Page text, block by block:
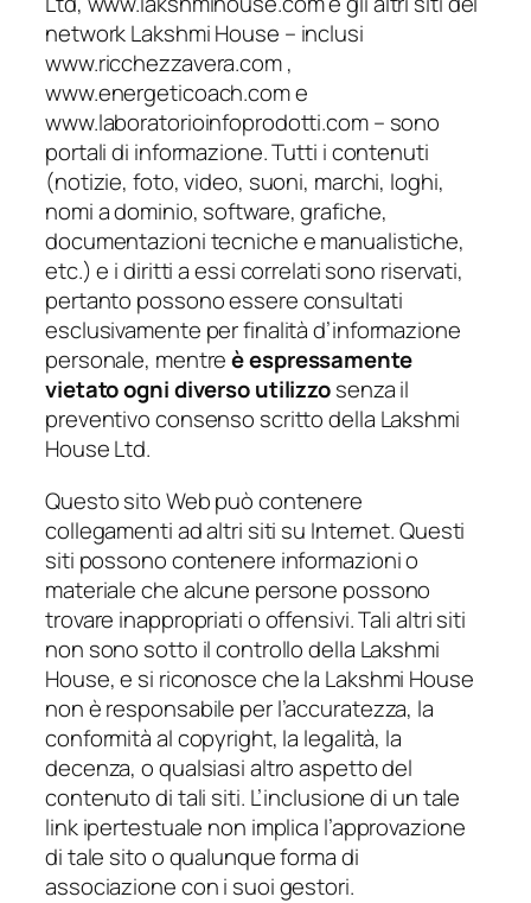
network Lakshmi House – inclusi
www.ricchezzavera.com ,
www.energeticoach.com e
www.laboratorioinfoprodotti.com – sono
portali di informazione. Tutti i contenuti
(notizie, foto, video, suoni, marchi, loghi,
nomi a dominio, software, grafiche,
documentazioni tecniche e manualistiche,
etc.) e i diritti a essi correlati sono riservati,
pertanto possono essere consultati
esclusivamente per finalità d’informazione
personale, mentreè espressamente
vietato ogni diverso utilizzosenza il
preventivo consenso scritto della Lakshmi
House Ltd.
Questo sito Web può contenere
collegamenti ad altri siti su Internet. Questi
siti possono contenere informazioni o
materiale che alcune persone possono
trovare inappropriati o offensivi. Tali altri siti
non sono sotto il controllo della Lakshmi
House, e si riconosce che la Lakshmi House
non è responsabile per l’accuratezza, la
conformità al copyright, la legalità, la
decenza, o qualsiasi altro aspetto del
contenuto di tali siti. L’inclusione di un tale
link ipertestuale non implica l’approvazione
di tale sito o qualunque forma di
associazione con i suoi gestori.